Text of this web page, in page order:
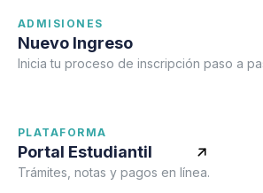
ADMISIONES
Nuevo Ingreso
Inicia tu proceso de inscripción paso a
PLATAFORMA
Portal Estudiantil
Trámites, notas y pagos en línea.